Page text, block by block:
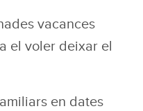
vacances
el voler deixar el
en dates